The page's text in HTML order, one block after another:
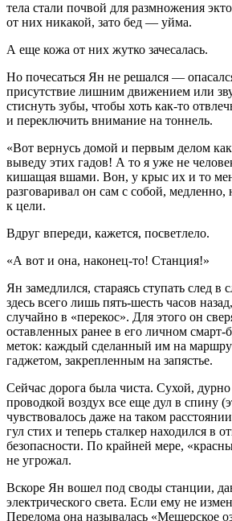
тела стали почвой для размножения
от них никакой, зато бед — уйма.
А еще кожа от них жутко зачесалась.
Но почесаться Ян не решался —
присутствие лишним движением или
стиснуть зубы, чтобы хоть как-то
и переключить внимание на тоннель.
«Вот вернусь домой и первым делом
выведу этих гадов! А то я уже не
кишащая вшами. Вон, у крыс их и то
разговаривал он сам с собой, медленно,
к цели.
Вдруг впереди, кажется, посветлело.
«А вот и она, наконец-то! Станция!»
Ян замедлился, стараясь ступать след в
здесь всего лишь пять-шесть часов
случайно в «перекос». Для этого он
оставленных ранее в его личном смарт-
меток: каждый сделанный им на
гаджетом, закрепленным на запястье.
Сейчас дорога была чиста. Сухой,
проводкой воздух все еще дул в спину
чувствовалось даже на таком
гул стих и теперь сталкер находился в
безопасности. По крайней мере,
не угрожал.
Вскоре Ян вошел под своды станции,
электрического света. Если ему не
Перелома она называлась «Мещерское